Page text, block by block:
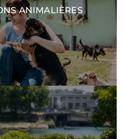
ANIMALIÈRES